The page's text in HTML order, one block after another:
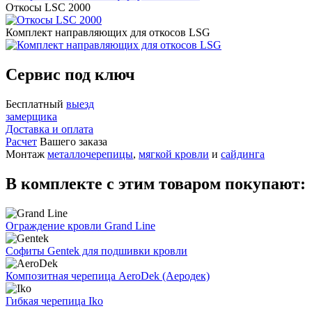
Откосы LSC 2000
Комплект направляющих для откосов LSG
Сервис под ключ
Бесплатный выезд
замерщика
Доставка и оплата
Расчет Вашего заказа
Монтаж металлочерепицы, мягкой кровли и сайдинга
В комплекте с этим товаром покупают:
Ограждение кровли Grand Line
Софиты Gentek для подшивки кровли
Композитная черепица AeroDek (Аеродек)
Гибкая черепица Iko